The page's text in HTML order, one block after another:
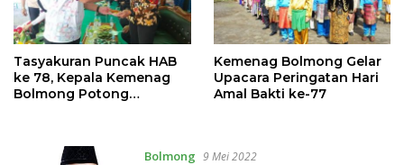
Tasyakuran Puncak HAB
ke 78, Kepala Kemenag
Bolmong Potong
Kemenag Bolmong Gelar
Upacara Peringatan Hari
Amal Bakti ke-77
Bolmong 9 Mei 2022